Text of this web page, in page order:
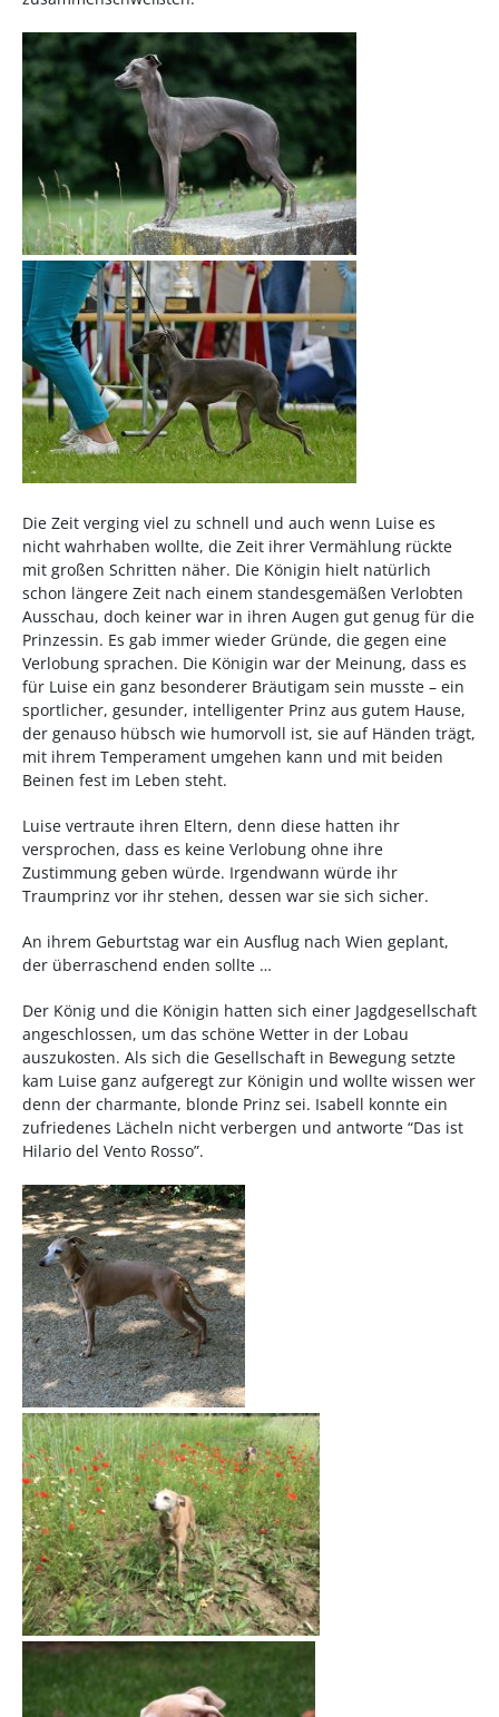
Die Zeit verging viel zu schnell und auch wenn Luise es
nicht wahrhaben wollte, die Zeit ihrer Vermählung rückte
mit großen Schritten näher. Die Königin hielt natürlich
schon längere Zeit nach einem standesgemäßen Verlobten
Ausschau, doch keiner war in ihren Augen gut genug für die
Prinzessin. Es gab immer wieder Gründe, die gegen eine
Verlobung sprachen. Die Königin war der Meinung, dass es
für Luise ein ganz besonderer Bräutigam sein musste – ein
sportlicher, gesunder, intelligenter Prinz aus gutem Hause,
der genauso hübsch wie humorvoll ist, sie auf Händen trägt,
mit ihrem Temperament umgehen kann und mit beiden
Beinen fest im Leben steht.
Luise vertraute ihren Eltern, denn diese hatten ihr
versprochen, dass es keine Verlobung ohne ihre
Zustimmung geben würde. Irgendwann würde ihr
Traumprinz vor ihr stehen, dessen war sie sich sicher.
An ihrem Geburtstag war ein Ausflug nach Wien geplant,
der überraschend enden sollte …
Der König und die Königin hatten sich einer Jagdgesellschaft
angeschlossen, um das schöne Wetter in der Lobau
auszukosten. Als sich die Gesellschaft in Bewegung setzte
kam Luise ganz aufgeregt zur Königin und wollte wissen wer
denn der charmante, blonde Prinz sei. Isabell konnte ein
zufriedenes Lächeln nicht verbergen und antworte “Das ist
Hilario del Vento Rosso”.